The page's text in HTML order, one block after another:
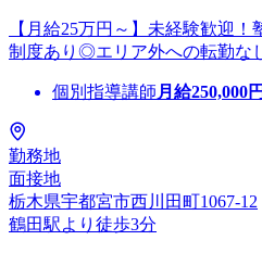
【月給25万円～】未経験歓迎
制度あり◎エリア外への転勤な
個別指導講師 月給250,000
勤務地
面接地
栃木県宇都宮市西川田町1067-12
鶴田駅より徒歩3分